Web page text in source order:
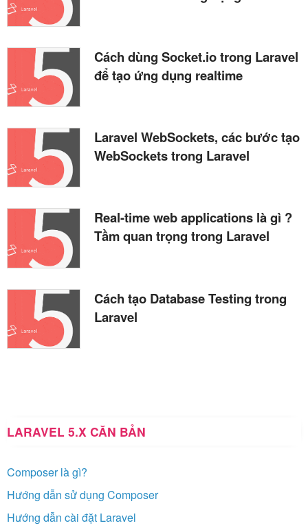
Cách dùng Socket.io trong Laravel
để tạo ứng dụng realtime
Laravel WebSockets, các bước tạo
WebSockets trong Laravel
Real-time web applications là gì ?
Tầm quan trọng trong Laravel
Cách tạo Database Testing trong
Laravel
LARAVEL 5.X CĂN BẢN
Composer là gì?
Hướng dẫn sử dụng Composer
Hướng dẫn cài đặt Laravel